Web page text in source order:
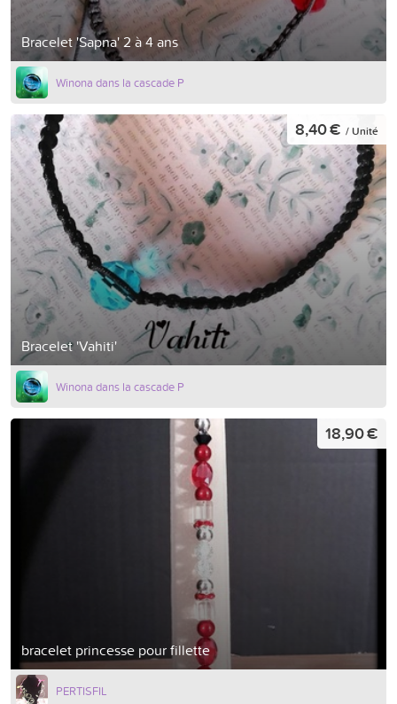
Bracelet 'Sapna' 2 à 4 ans
Winona dans la cascade P
Bracelet 'Vahiti'
8,40 € / Unité
Winona dans la cascade P
bracelet princesse pour fillette
18,90 €
PERTISFIL